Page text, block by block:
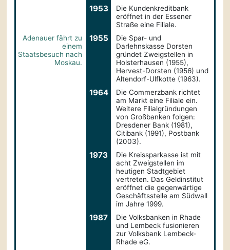
1953
Die Kundenkreditbank
eröffnet in der Essener
Straße eine Filiale.
Adenauer fährt zu
einem
Staatsbesuch nach
Moskau.
1955
Die Spar- und
Darlehnskasse Dorsten
gründet Zweigstellen in
Holsterhausen (1955),
Hervest-Dorsten (1956) und
Altendorf-Ulfkotte (1963).
1964
Die Commerzbank richtet
am Markt eine Filiale ein.
Weitere Filialgründungen
von Großbanken folgen:
Dresdener Bank (1981),
Citibank (1991), Postbank
(2003).
1973
Die Kreissparkasse ist mit
acht Zweigstellen im
heutigen Stadtgebiet
vertreten. Das Geldinstitut
eröffnet die gegenwärtige
Geschäftsstelle am Südwall
im Jahre 1999.
1987
Die Volksbanken in Rhade
und Lembeck fusionieren
zur Volksbank Lembeck-
Rhade eG.